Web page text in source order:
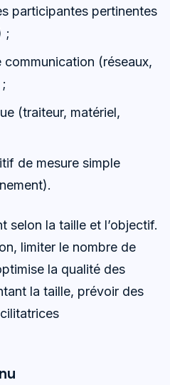
participantes pertinentes
;
(réseaux,
(traiteur, matériel,
de mesure simple
selon la taille et l’objectif.
limiter le nombre de
la qualité des
la taille, prévoir des